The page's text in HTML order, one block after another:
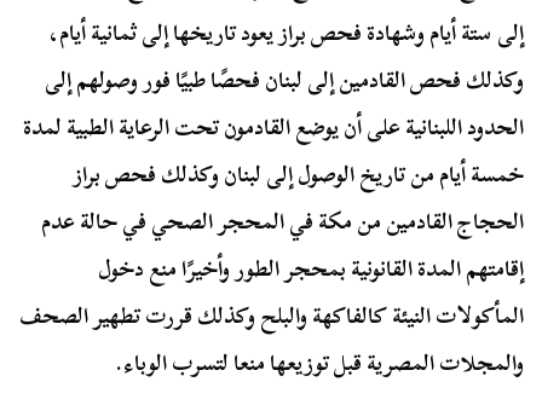
إلى ستة أيام وشهادة فحص براز يعود تاريخها إلى ثمانية أيام،
وكذلك فحص القادمين إلى لبنان فحصًا طبيًا فور وصولهم إلى
الحدود اللبنانية على أن يوضع القادمون تحت الرعاية الطبية لمدة
خمسة أيام من تاريخ الوصول إلى لبنان وكذلك فحص براز
الحجاج القادمين من مكة في المحجر الصحي في حالة عدم
إقامتهم المدة القانونية بمحجر الطور وأخيرًا منع دخول
المأكولات النيئة كالفاكهة والبلح وكذلك قررت تطهير الصحف
والمجلات المصرية قبل توزيعها منعا لتسرب الوباء.